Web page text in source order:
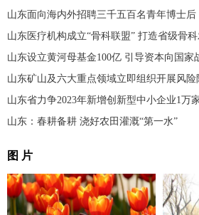
山东面向海内外招聘三千五百名青年博士后
山东医疗机构成立“骨科联盟” 打造省级骨
山东设立黄河母基金100亿 引导资本向国家
山东矿山及六大重点领域立即组织开展风
山东省力争2023年新增创新型中小企业1万
山东：春耕备耕 浇好农田灌溉“第一水”
图 片